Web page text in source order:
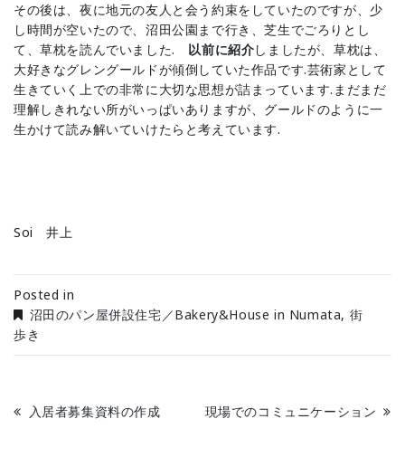
その後は、夜に地元の友人と会う約束をしていたのですが、少
し時間が空いたので、沼田公園まで行き、芝生でごろりとし
て、草枕を読んでいました. 以前に紹介しましたが、草枕は、
大好きなグレングールドが傾倒していた作品です.芸術家として
生きていく上での非常に大切な思想が詰まっています.まだまだ
理解しきれない所がいっぱいありますが、グールドのように一
生かけて読み解いていけたらと考えています.
Soi 井上
Posted in
沼田のパン屋併設住宅／Bakery&House in Numata, 街
歩き
入居者募集資料の作成 現場でのコミュニケーション